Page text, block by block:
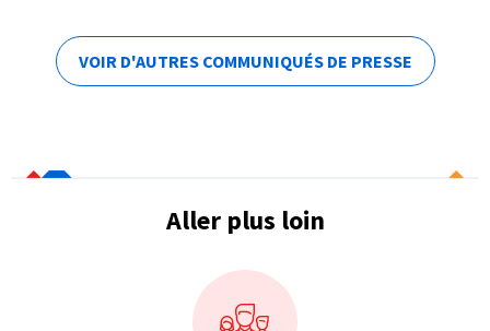
VOIR D'AUTRES COMMUNIQUÉS DE PRESSE
Aller plus loin